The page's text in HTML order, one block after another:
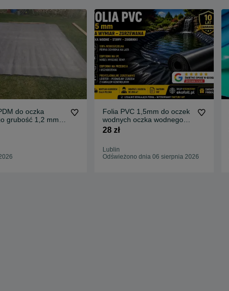
do oczka
grubość 1,2 mm
Folia PVC 1,5mm do oczek
wodnych oczka wodnego
ELASTYCZNA | EKOFOLL
28 zł
Lublin
Odświeżono dnia 06 sierpnia 2026